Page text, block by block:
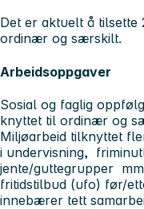
Det er aktuelt å
ordinær og særskilt.
Arbeidsoppgaver
Sosial og faglig
knyttet til ordinær og
Miljøarbeid tilknyttet
i undervisning,
jente/guttegrupper
fritidstilbud (ufo) før/
innebærer tett